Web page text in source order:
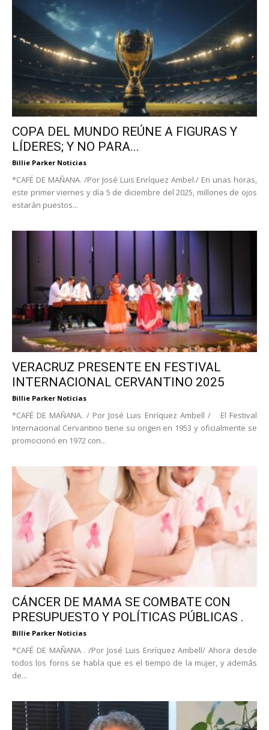
COPA DEL MUNDO REÚNE A FIGURAS Y
LÍDERES; Y NO PARA...
Billie Parker Noticias
*CAFÉ DE MAÑANA. /Por José Luis Enríquez Ambel./ En unas horas,
este primer viernes y día 5 de diciembre del 2025, millones de ojos
estarán puestos...
VERACRUZ PRESENTE EN FESTIVAL
INTERNACIONAL CERVANTINO 2025
Billie Parker Noticias
*CAFÉ DE MAÑANA. / Por José Luis Enríquez Ambell / El Festival
Internacional Cervantino tiene su origen en 1953 y oficialmente se
promocionó en 1972 con...
CÁNCER DE MAMA SE COMBATE CON
PRESUPUESTO Y POLÍTICAS PÚBLICAS .
Billie Parker Noticias
*CAFÉ DE MAÑANA . /Por José Luis Enríquez Ambell/ Ahora desde
todos los foros se habla que es el tiempo de la mujer, y además
de...